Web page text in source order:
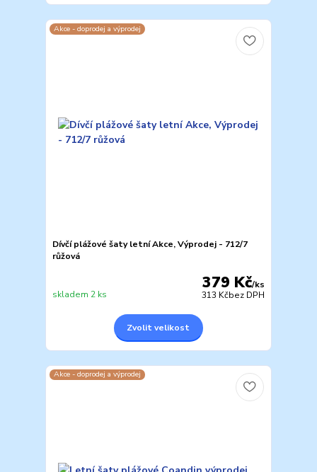
Akce - doprodej a výprodej
Dívčí plážové šaty letní Akce, Výprodej - 712/7
růžová
379 Kč/ks
313 Kčbez DPH
skladem 2 ks
Zvolit velikost
Akce - doprodej a výprodej